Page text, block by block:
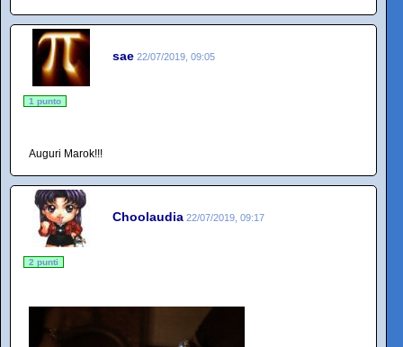
sae 22/07/2019, 09:05
1 punto
Auguri Marok!!!
Choolaudia 22/07/2019, 09:17
2 punti